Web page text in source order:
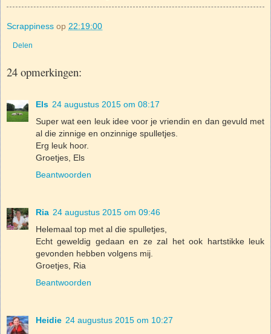
Scrappiness op 22:19:00
Delen
24 opmerkingen:
Els 24 augustus 2015 om 08:17
Super wat een leuk idee voor je vriendin en dan gevuld met
al die zinnige en onzinnige spulletjes.
Erg leuk hoor.
Groetjes, Els
Beantwoorden
Ria 24 augustus 2015 om 09:46
Helemaal top met al die spulletjes,
Echt geweldig gedaan en ze zal het ook hartstikke leuk
gevonden hebben volgens mij.
Groetjes, Ria
Beantwoorden
Heidie 24 augustus 2015 om 10:27